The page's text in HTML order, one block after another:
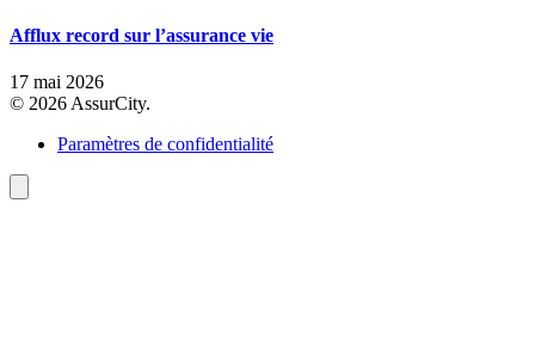
Afflux record sur l’assurance vie
17 mai 2026
© 2026 AssurCity.
Paramètres de confidentialité